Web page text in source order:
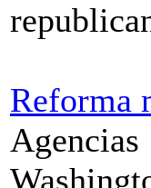
Reforma
Agencias